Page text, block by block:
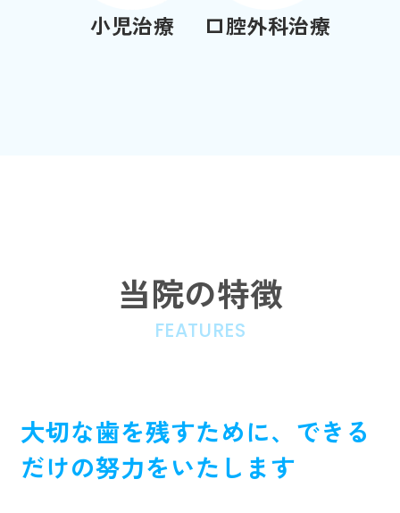
小児治療 口腔外科治療
当院の特徴
FEATURES
大切な歯を残すために、できる
だけの努力をいたします